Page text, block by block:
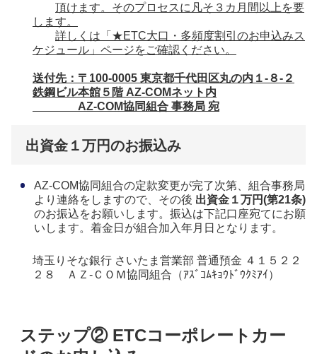
頂けます。そのプロセスに凡そ ３カ月間以上を要
します。
詳しくは「★ETC大口・多頻度割引のお申込みス
ケジュール」ページをご確認ください。
送付先：〒100-0005 東京都千代田区丸の内１-８-２
鉄鋼ビル本館５階 AZ-COMネット内
AZ-COM協同組合 事務局 宛
出資金１万円のお振込み
AZ-COM協同組合の定款変更が完了次第、組合事務局
より連絡をしますので、その後 出資金１万円(第21条)
のお振込をお願いします。振込は下記口座宛てにお願
いします。着金日が組合加入年月日となります。
埼玉りそな銀行 さいたま営業部 普通預金 ４１５２２
２８ ＡＺ-ＣＯＭ協同組合（ｱｽﾞｺﾑｷｮｳﾄﾞｳｸﾐｱｲ）
ステップ② ETCコーポレートカー